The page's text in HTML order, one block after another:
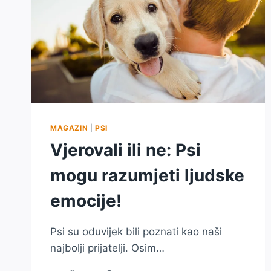
MAGAZIN PSI
Vjerovali ili ne: Psi
mogu razumjeti ljudske
emocije!
Psi su oduvijek bili poznati kao naši
najbolji prijatelji. Osim…